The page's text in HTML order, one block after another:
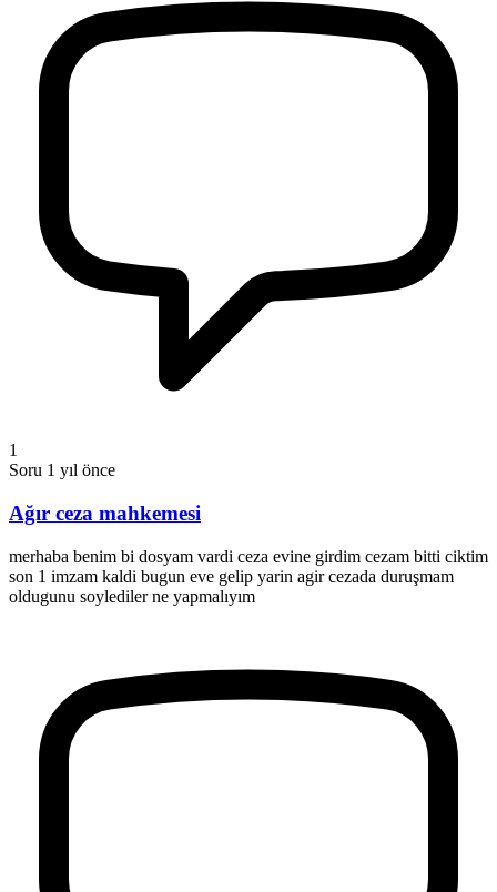
1
Soru 1 yıl önce
Ağır ceza mahkemesi
merhaba benim bi dosyam vardi ceza evine girdim cezam bitti ciktim
son 1 imzam kaldi bugun eve gelip yarin agir cezada duruşmam
oldugunu soylediler ne yapmalıyım